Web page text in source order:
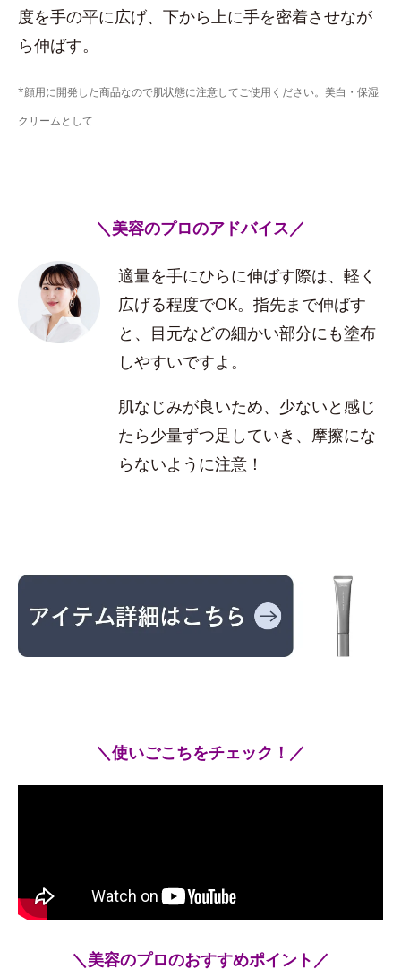
度を手の平に広げ、下から上に手を密着させなが
ら伸ばす。
*顔用に開発した商品なので肌状態に注意してご使用ください。美白・保湿
クリームとして
＼美容のプロのアドバイス／
適量を手にひらに伸ばす際は、軽く
広げる程度でOK。指先まで伸ばす
と、目元などの細かい部分にも塗布
しやすいですよ。
肌なじみが良いため、少ないと感じ
たら少量ずつ足していき、摩擦にな
らないように注意！
＼使いごこちをチェック！／
＼美容のプロのおすすめポイント／